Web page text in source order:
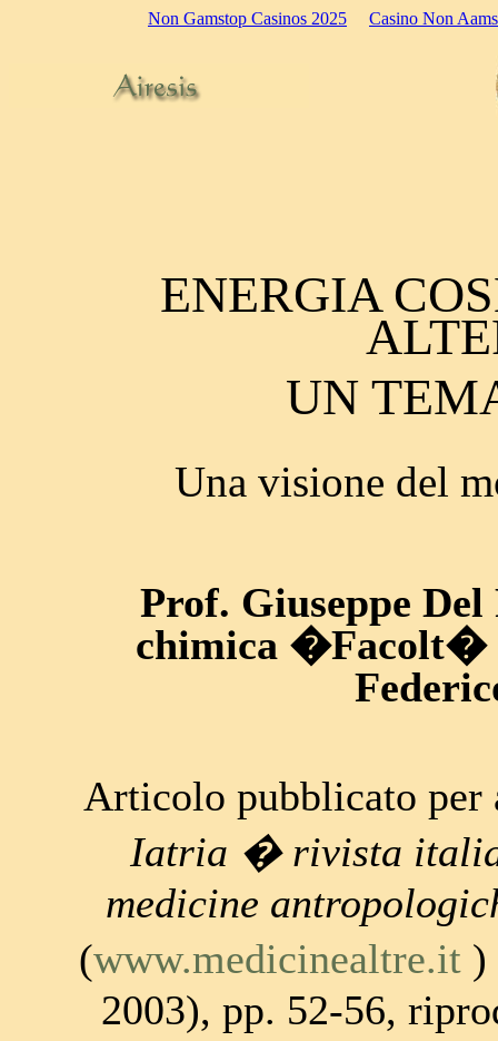
Non Gamstop Casinos 2025 Casino Non Aams
ENERGIA
UN
Una visione del
Prof. Giuseppe
chimica �Facolt�
Articolo pubblicato
Iatria � rivista
medicine
(www.medicinealtre.it )
2003), pp. 52-56,